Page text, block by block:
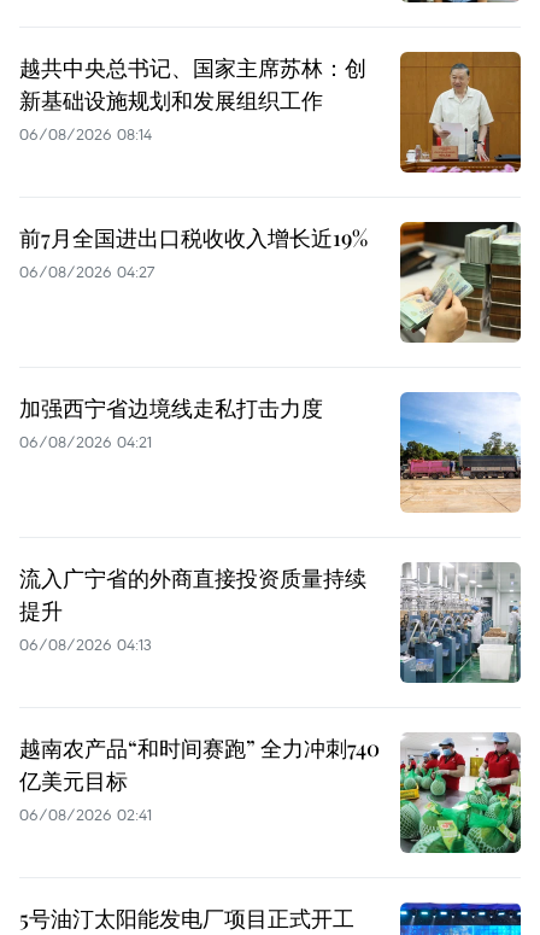
越共中央总书记、国家主席苏林：创
新基础设施规划和发展组织工作
06/08/2026 08:14
前7月全国进出口税收收入增长近19%
06/08/2026 04:27
加强西宁省边境线走私打击力度
06/08/2026 04:21
流入广宁省的外商直接投资质量持续
提升
06/08/2026 04:13
越南农产品“和时间赛跑” 全力冲刺740
亿美元目标
06/08/2026 02:41
5号油汀太阳能发电厂项目正式开工